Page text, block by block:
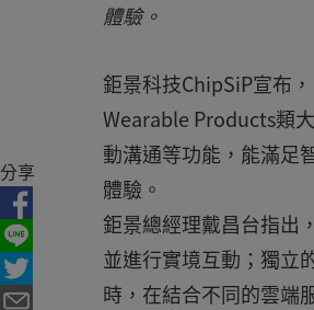
體驗。
鉅景科技ChipSiP宣布
Wearable Products類
動溝通等功能，能滿足
體驗。
鉅景總經理戴昌台指出
並進行實境互動；獨立
時，在結合不同的雲端
分享